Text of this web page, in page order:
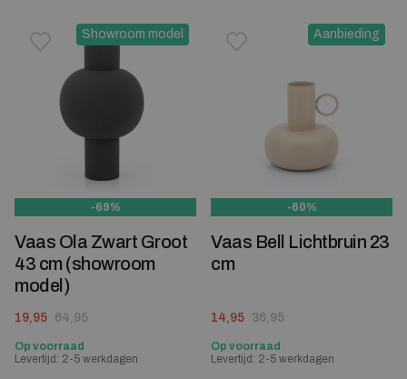
Showroom model
Toevoegen aan verlanglijstje
Verwijderen van verlanglijst
-69%
Vaas Ola Zwart Groot
43 cm (showroom
model)
64,95
Oorspronkelijke prijs was: 64,95.
19,95
Huidige prijs is: 19,95.
Op voorraad
Levertijd: 2-5 werkdagen
Aanbieding
Toevoegen aan
Verwijderen van verlanglijst
-60%
Vaas Bell Lichtbruin 23
cm
36,95
Oorspronkelijke prijs was: 36,95.
14,95
Huidige prijs is: 14,95.
Op voorraad
Levertijd: 2-5 werkdagen